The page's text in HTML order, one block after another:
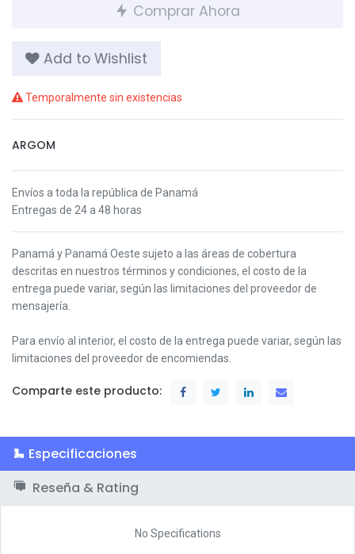
Comprar Ahora
Add to Wishlist
Temporalmente sin existencias
ARGOM
Envíos a toda la república de Panamá
Entregas de 24 a 48 horas
Panamá y Panamá Oeste sujeto a las áreas de cobertura
descritas en nuestros términos y condiciones, el costo de la
entrega puede variar, según las limitaciones del proveedor de
mensajería.
Para envío al interior, el costo de la entrega puede variar, según las
limitaciones del proveedor de encomiendas.
Comparte este producto:
Especificaciones
Reseña & Rating
No Specifications